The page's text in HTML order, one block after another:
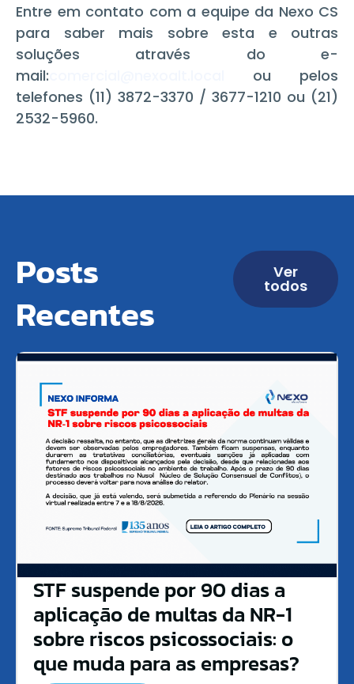
Entre em contato com a equipe da Nexo CS
para saber mais sobre esta e outras
soluções através do e-
mail:
ou pelos
telefones (11) 3872-3370 / 3677-1210 ou (21)
2532-5960.
Posts
Recentes
Ver
todos
STF suspende por 90 dias a
aplicação de multas da NR-1
sobre riscos psicossociais: o
que muda para as empresas?